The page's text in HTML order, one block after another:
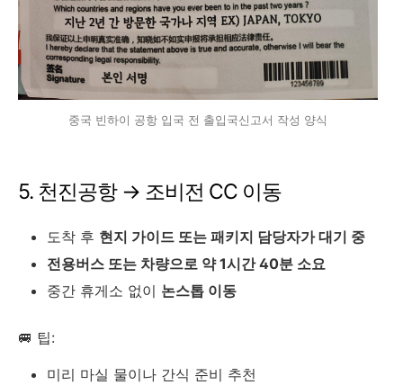
중국 빈하이 공항 입국 전 출입국신고서 작성 양식
5. 천진공항 → 조비전 CC 이동
도착 후 현지 가이드 또는 패키지 담당자가 대기 중
전용버스 또는 차량으로 약 1시간 40분 소요
중간 휴게소 없이 논스톱 이동
🚐 팁:
미리 마실 물이나 간식 준비 추천